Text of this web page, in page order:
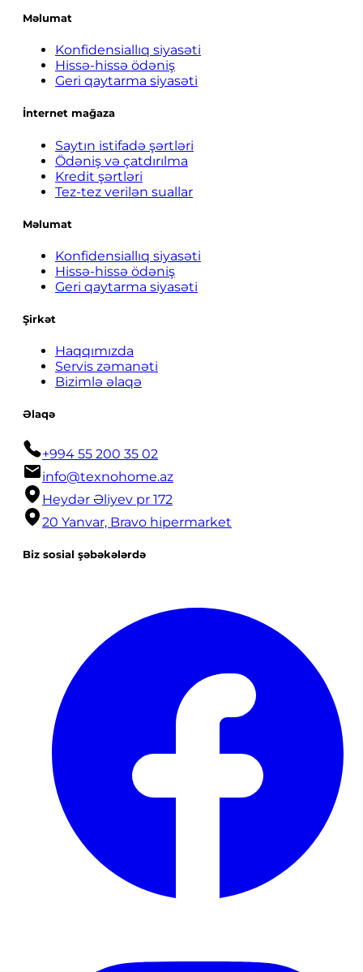
Məlumat
Konfidensiallıq siyasəti
Hissə-hissə ödəniş
Geri qaytarma siyasəti
İnternet mağaza
Saytın istifadə şərtləri
Ödəniş və çatdırılma
Kredit şərtləri
Tez-tez verilən suallar
Məlumat
Konfidensiallıq siyasəti
Hissə-hissə ödəniş
Geri qaytarma siyasəti
Şirkət
Haqqımızda
Servis zəmanəti
Bizimlə əlaqə
Əlaqə
+994 55 200 35 02
info@texnohome.az
Heydər Əliyev pr 172
20 Yanvar, Bravo hipermarket
Biz sosial şəbəkələrdə